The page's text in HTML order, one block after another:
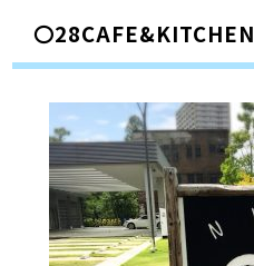
〇28CAFE&KITCHEN